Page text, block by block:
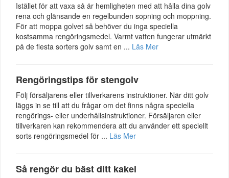
Istället för att vaxa så är hemligheten med att hålla dina golv
rena och glänsande en regelbunden sopning och moppning.
För att moppa golvet så behöver du inga speciella
kostsamma rengöringsmedel. Varmt vatten fungerar utmärkt
på de flesta sorters golv samt en ... Läs Mer
Rengöringstips för stengolv
Följ försäljarens eller tillverkarens instruktioner. När ditt golv
läggs in se till att du frågar om det finns några speciella
rengörings- eller underhållsinstruktioner. Försäljaren eller
tillverkaren kan rekommendera att du använder ett speciellt
sorts rengöringsmedel för ... Läs Mer
Så rengör du bäst ditt kakel